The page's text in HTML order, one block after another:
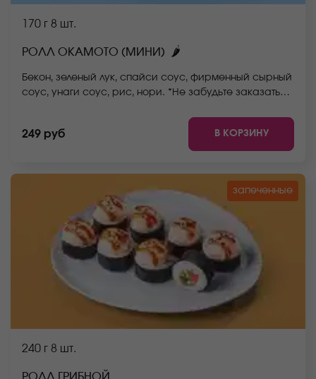
170 г 8 шт.
РОЛЛ ОКАМОТО (МИНИ) 🌶
Бекон, зеленый лук, спайси соус, фирменный сырный
соус, унаги соус, рис, нори. *Не забудьте заказать
стоимость заказа. *Внешний вид блюда может
отличаться от фото на сайте.
249 руб В КОРЗИНУ
запеченные
240 г 8 шт.